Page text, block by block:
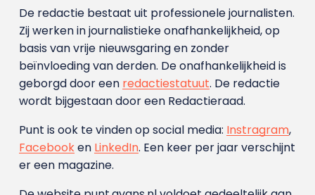
De redactie bestaat uit professionele journalisten.
Zij werken in journalistieke onafhankelijkheid, op
basis van vrije nieuwsgaring en zonder
beïnvloeding van derden. De onafhankelijkheid is
geborgd door een redactiestatuut. De redactie
wordt bijgestaan door een Redactieraad.
Punt is ook te vinden op social media: Instragram,
Facebooken LinkedIn. Een keer per jaar verschijnt
er een magazine.